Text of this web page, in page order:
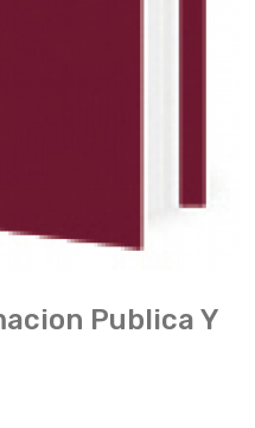
Publica Y